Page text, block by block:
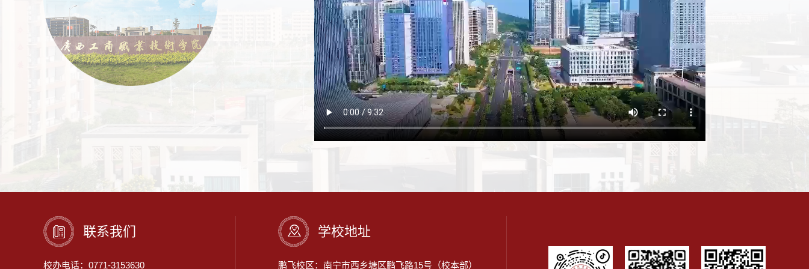
联系我们
校办电话： 0771-3153630
学校地址
鹏飞校区：南宁市西乡塘区鹏飞路15号（校本部）